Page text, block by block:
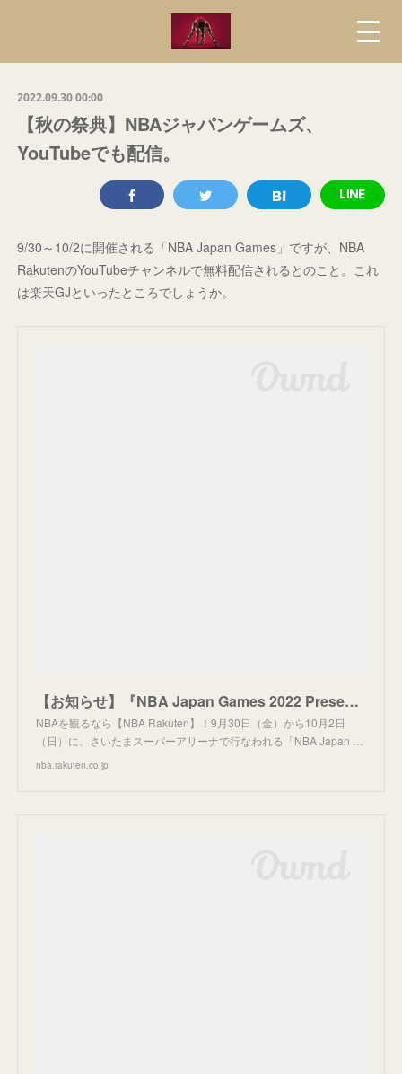
2022.09.30 00:00
【秋の祭典】NBAジャパンゲームズ、
YouTubeでも配信。
9/30～10/2に開催される「NBA Japan Games」ですが、NBA
RakutenのYouTubeチャンネルで無料配信されるとのこと。これ
は楽天GJといったところでしょうか。
【お知らせ】『NBA Japan Games 2022 Presented by Rakuten & NISSAN』3つのメディアで無料配信！ | NBA Rakuten
NBAを観るなら【NBA Rakuten】！9月30日（金）から10月2日
（日）に、さいたまスーパーアリーナで行なわれる「NBA Japan …
nba.rakuten.co.jp